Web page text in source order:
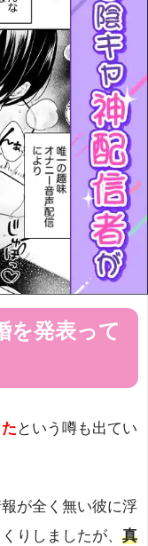
を発表って
という噂も出てい
が全く無い彼に浮
りしましたが、 真